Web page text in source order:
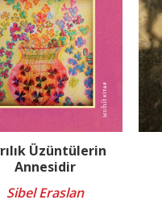
Üzüntülerin
Annesidir
Sibel Eraslan